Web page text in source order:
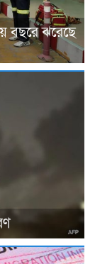
বছরে ঝরেছে